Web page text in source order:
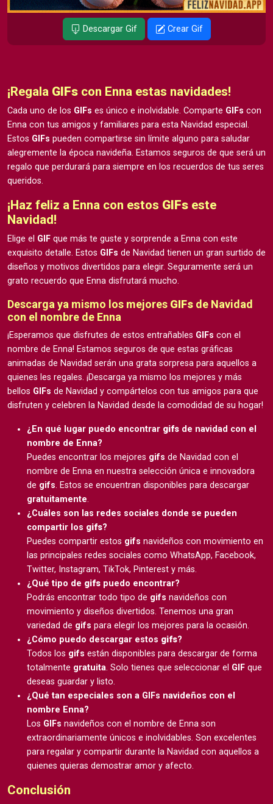
Descargar Gif Crear Gif
¡Regala GIFs con Enna estas navidades!
Cada uno de los GIFs es único e inolvidable. Comparte GIFs con
Enna con tus amigos y familiares para esta Navidad especial.
Estos GIFs pueden compartirse sin límite alguno para saludar
alegremente la época navideña. Estamos seguros de que será un
regalo que perdurará para siempre en los recuerdos de tus seres
queridos.
¡Haz feliz a Enna con estos GIFs este
Navidad!
Elige el GIF que más te guste y sorprende a Enna con este
exquisito detalle. Estos GIFs de Navidad tienen un gran surtido de
diseños y motivos divertidos para elegir. Seguramente será un
grato recuerdo que Enna disfrutará mucho.
Descarga ya mismo los mejores GIFs de Navidad
con el nombre de Enna
¡Esperamos que disfrutes de estos entrañables GIFs con el
nombre de Enna! Estamos seguros de que estas gráficas
animadas de Navidad serán una grata sorpresa para aquellos a
quienes les regales. ¡Descarga ya mismo los mejores y más
bellos GIFs de Navidad y compártelos con tus amigos para que
disfruten y celebren la Navidad desde la comodidad de su hogar!
¿En qué lugar puedo encontrar gifs de navidad con el
nombre de Enna?
Puedes encontrar los mejores gifs de Navidad con el
nombre de Enna en nuestra selección única e innovadora
de gifs. Estos se encuentran disponibles para descargar
gratuitamente.
¿Cuáles son las redes sociales donde se pueden
compartir los gifs?
Puedes compartir estos gifs navideños con movimiento en
las principales redes sociales como WhatsApp, Facebook,
Twitter, Instagram, TikTok, Pinterest y más.
¿Qué tipo de gifs puedo encontrar?
Podrás encontrar todo tipo de gifs navideños con
movimiento y diseños divertidos. Tenemos una gran
variedad de gifs para elegir los mejores para la ocasión.
¿Cómo puedo descargar estos gifs?
Todos los gifs están disponibles para descargar de forma
totalmente gratuita. Solo tienes que seleccionar el GIF que
deseas guardar y listo.
¿Qué tan especiales son a GIFs navideños con el
nombre Enna?
Los GIFs navideños con el nombre de Enna son
extraordinariamente únicos e inolvidables. Son excelentes
para regalar y compartir durante la Navidad con aquellos a
quienes quieras demostrar amor y afecto.
Conclusión